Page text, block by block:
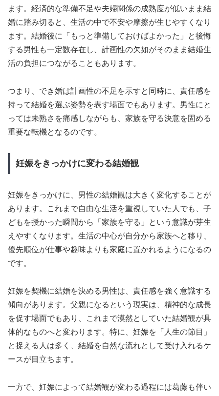
ます。経済的な準備不足や夫婦関係の成熟度が低いまま結
婚に踏み切ると、生活の中で不安や摩擦が生じやすくなり
ます。結婚後に「もっと準備しておけばよかった」と後悔
する男性も一定数存在し、計画性の欠如がそのまま結婚生
活の負担につながることもあります。
つまり、でき婚は計画性の不足を示すと同時に、責任感を
持って結婚を選ぶ姿勢を表す場面でもあります。男性にと
っては未熟さを痛感しながらも、家族を守る決意を固める
重要な転機となるのです。
妊娠をきっかけに変わる結婚観
妊娠をきっかけに、男性の結婚観は大きく変化することが
あります。これまで自由な生活を重視していた人でも、子
どもを授かった瞬間から「家族を守る」という意識が芽生
えやすくなります。生活の中心が自分から家族へと移り、
優先順位が仕事や趣味よりも家庭に置かれるようになるの
です。
妊娠を契機に結婚を決める男性は、責任感を強く意識する
傾向があります。父親になるという現実は、精神的な成長
を促す場面でもあり、これまで漠然としていた結婚観が具
体的なものへと変わります。特に、妊娠を「人生の節目」
と捉える人は多く、結婚を自然な流れとして受け入れるケ
ースが目立ちます。
一方で、妊娠によって結婚観が変わる過程には葛藤も伴い